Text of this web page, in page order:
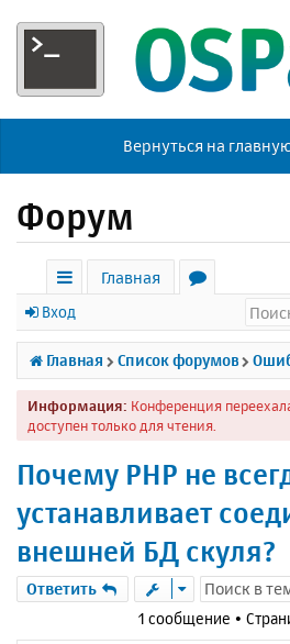
Вернуться на
Форум
с
ы
л
к
Главная
р
у
м
Вход
Главная Список форумов
Информация: Конференция
доступен только для чтения.
Почему PHP не
устанавливает
внешней БД скуля?
Ответить
1 сообщение •